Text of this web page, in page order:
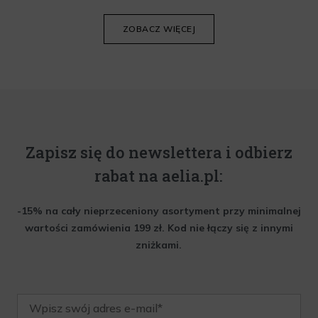
ZOBACZ WIĘCEJ
Zapisz się do newslettera i odbierz
rabat na aelia.pl:
-15% na cały nieprzeceniony asortyment przy minimalnej
wartości zamówienia 199 zł. Kod nie łączy się z innymi
zniżkami.